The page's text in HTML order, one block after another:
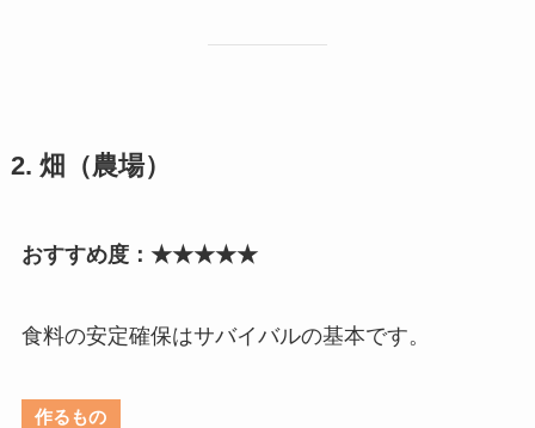
2. 畑（農場）
おすすめ度：★★★★★
食料の安定確保はサバイバルの基本です。
作るもの